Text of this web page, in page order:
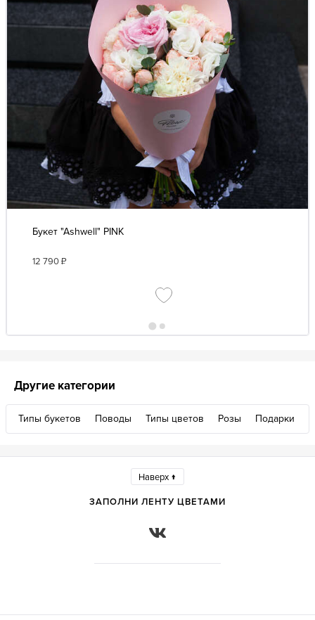
Букет "Ashwell" PINK
12 790₽
Другие категории
Типы букетов Поводы Типы цветов Розы Подарки
ЗАПОЛНИ ЛЕНТУ ЦВЕТАМИ
Наверх ↑